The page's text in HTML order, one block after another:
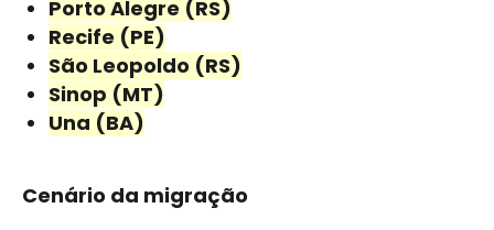
Porto Alegre (RS)
Recife (PE)
São Leopoldo (RS)
Sinop (MT)
Una (BA)
Cenário da migração